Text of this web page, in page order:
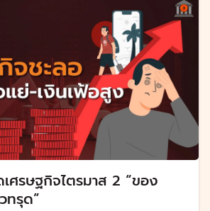
ศรษฐกิจไตรมาส 2 “ของ
ทรุด”